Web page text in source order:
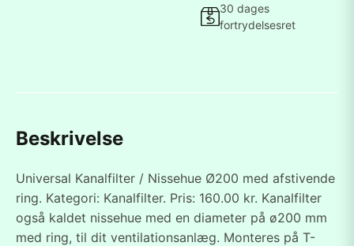
30 dages
fortrydelsesret
Beskrivelse
Universal Kanalfilter / Nissehue Ø200 med afstivende
ring. Kategori: Kanalfilter. Pris: 160.00 kr. Kanalfilter
også kaldet nissehue med en diameter på ø200 mm
med ring, til dit ventilationsanlæg. Monteres på T-